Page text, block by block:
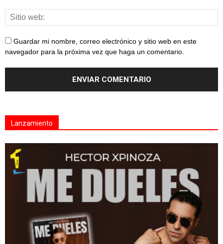
Guardar mi nombre, correo electrónico y sitio web en este
navegador para la próxima vez que haga un comentario.
Lanzamiento